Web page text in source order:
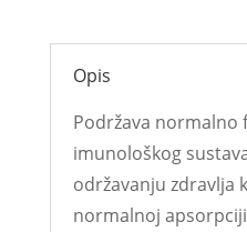
Opis
Podržava normalno
imunološkog
održavanju zdravlja
normalnoj